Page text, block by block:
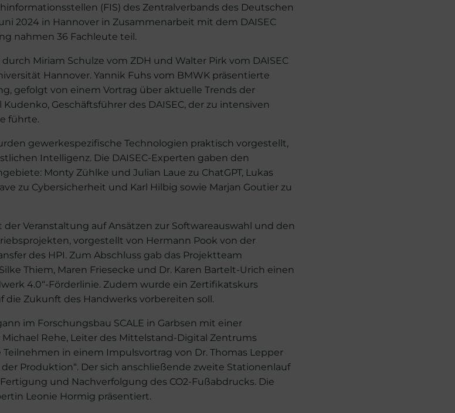
(FIS) des Zentralverbands des Deutschen
2024 in Hannover in Zusammenarbeit mit dem DAISEC
nahmen 36 Fachleute teil.
Miriam Schulze vom ZDH und Walter Pirk vom DAISEC
Hannover. Yannik Fuhs vom BMWK präsentierte
gefolgt von einem Vortrag über aktuelle Trends der
Geschäftsführer des DAISEC, der zu intensiven
führte.
gewerkespezifische Technologien praktisch vorgestellt,
Intelligenz. Die DAISEC-Experten gaben den
Monty Zühlke und Julian Laue zu ChatGPT, Lukas
zu Cybersicherheit und Karl Hilbig sowie Marjan Goutier zu
Veranstaltung auf Ansätzen zur Softwareauswahl und den
vorgestellt von Hermann Pook von der
des HPI. Zum Abschluss gab das Projektteam
Thiem, Maren Friesecke und Dr. Karen Bartelt-Urich einen
4.0“-Förderlinie. Zudem wurde ein Zertifikatskurs
Zukunft des Handwerks vorbereiten soll.
im Forschungsbau SCALE in Garbsen mit einer
Rehe, Leiter des Mittelstand-Digital Zentrums
in einem Impulsvortrag von Dr. Thomas Lepper
Produktion“. Der sich anschließende zweite Stationenlauf
und Nachverfolgung des CO2-Fußabdrucks. Die
Leonie Hormig präsentiert.